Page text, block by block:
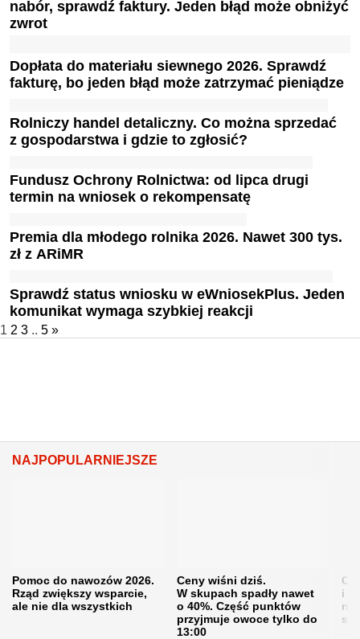
nabór, sprawdź faktury. Jeden błąd może obniżyć
zwrot
Dopłata do materiału siewnego 2026. Sprawdź
fakturę, bo jeden błąd może zatrzymać pieniądze
Rolniczy handel detaliczny. Co można sprzedać
z gospodarstwa i gdzie to zgłosić?
Fundusz Ochrony Rolnictwa: od lipca drugi
termin na wniosek o rekompensatę
Premia dla młodego rolnika 2026. Nawet 300 tys.
zł z ARiMR
Sprawdź status wniosku w eWniosekPlus. Jeden
komunikat wymaga szybkiej reakcji
1 2 3 .. 5 »
NAJPOPULARNIEJSZE
Pomoc do nawozów 2026.
Rząd zwiększy wsparcie,
ale nie dla wszystkich
Ceny wiśni dziś.
W skupach spadły nawet
o 40%. Część punktów
przyjmuje owoce tylko do
13:00
i